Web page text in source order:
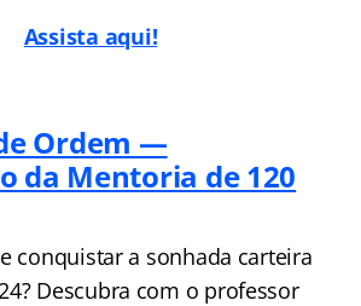
Assista aqui!
Ordem —
da Mentoria de 120
conquistar a sonhada carteira
Descubra com o professor